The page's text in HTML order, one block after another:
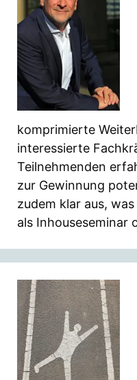
komprimierte
interessierte
Teilnehmenden
zur Gewinnung
zudem klar aus,
als Inhouseseminar